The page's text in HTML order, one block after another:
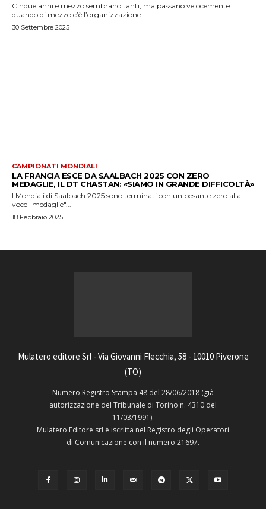
Cinque anni e mezzo sembrano tanti, ma passano velocemente
quando di mezzo c’è l’organizzazione...
30 Settembre 2025
CAMPIONATI MONDIALI
LA FRANCIA ESCE DA SAALBACH 2025 CON ZERO
MEDAGLIE, IL DT CHASTAN: «SIAMO IN GRANDE DIFFICOLTÀ»
I Mondiali di Saalbach 2025 sono terminati con un pesante zero alla
voce "medaglie"...
18 Febbraio 2025
Mulatero editore Srl - Via Giovanni Flecchia, 58 - 10010 Piverone
(TO)
Numero Registro Stampa 48 del 28/06/2018 (già
autorizzazione del Tribunale di Torino n. 4310 del
11/03/1991).
Mulatero Editore srl è iscritta nel Registro degli Operatori
di Comunicazione con il numero 21697.